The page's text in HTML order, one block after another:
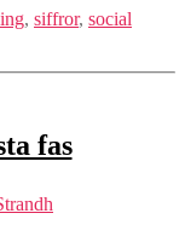
, siffror, social
fas